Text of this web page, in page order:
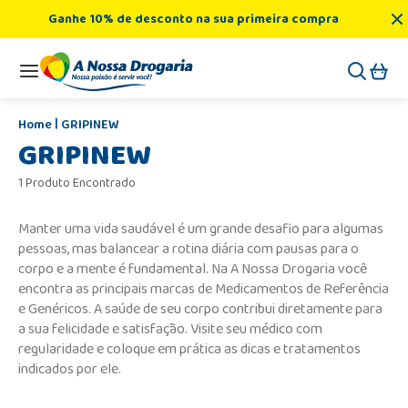
Ganhe 10% de desconto na sua primeira compra
GRIPINEW
GRIPINEW
1 Produto Encontrado
Manter uma vida saudável é um grande desafio para algumas
pessoas, mas balancear a rotina diária com pausas para o
corpo e a mente é fundamental. Na A Nossa Drogaria você
encontra as principais marcas de Medicamentos de Referência
e Genéricos. A saúde de seu corpo contribui diretamente para
a sua felicidade e satisfação. Visite seu médico com
regularidade e coloque em prática as dicas e tratamentos
indicados por ele.